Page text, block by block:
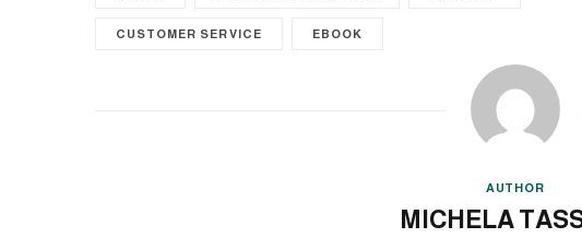
CUSTOMER SERVICE EBOOK
AUTHOR
MICHELA